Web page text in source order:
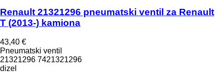
Renault 21321296 pneumatski ventil za Renault
T (2013-) kamiona
43,40 €
Pneumatski ventil
21321296 7421321296
dizel